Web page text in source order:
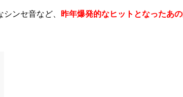
ンセ音など、 昨年爆発的なヒットとなったあ